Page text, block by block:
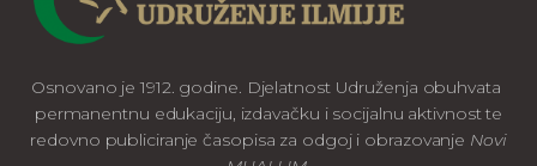
Osnovano je 1912. godine. Djelatnost Udruženja obuhvata
permanentnu edukaciju, izdavačku i socijalnu aktivnost te
redovno publiciranje časopisa za odgoj i obrazovanje Novi